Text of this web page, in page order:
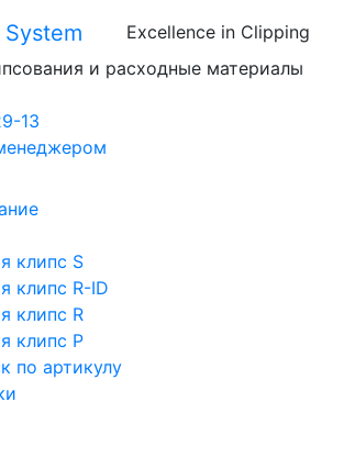
Excellence in Clipping
и расходные материалы
13
клипс S
клипс R-ID
клипс R
клипс P
по артикулу